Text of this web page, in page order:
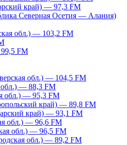
край) — 97,3 FM
Северная Осетия — Алания)
обл.) — 103,2 FM
FM
обл.) — 104,5 FM
обл.) — 88,3 FM
обл.) — 95,3 FM
край) — 89,8 FM
край) — 93,1 FM
обл.) — 96,6 FM
обл.) — 96,5 FM
обл.) — 89,2 FM